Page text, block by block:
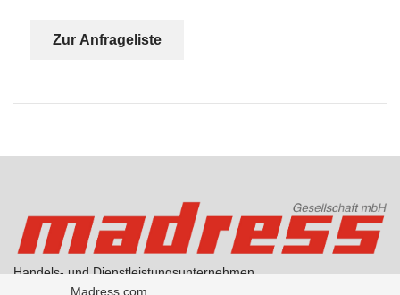
Zur Anfrageliste
Handels- und Dienstleistungsunternehmen
AGB Handel
Madress.com